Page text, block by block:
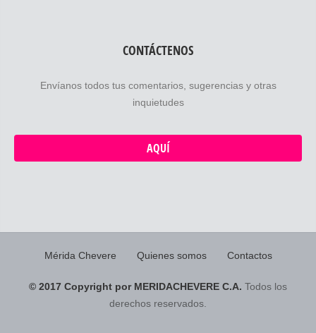
CONTÁCTENOS
Envíanos todos tus comentarios, sugerencias y otras
inquietudes
AQUÍ
Mérida Chevere Quienes somos Contactos
© 2017 Copyright por MERIDACHEVERE C.A. Todos los
derechos reservados.